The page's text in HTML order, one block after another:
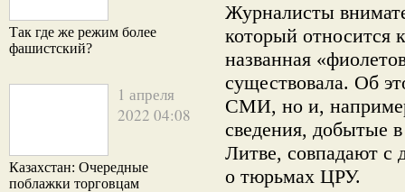
Так где же режим более
фашистский?
1 апреля
2022 04:08
Казахстан: Очередные
поблажки торговцам
Журналисты
который
названная
существовала. Об
СМИ, но и,
сведения, добытые в
Литве, совпадают
о тюрьмах ЦРУ.